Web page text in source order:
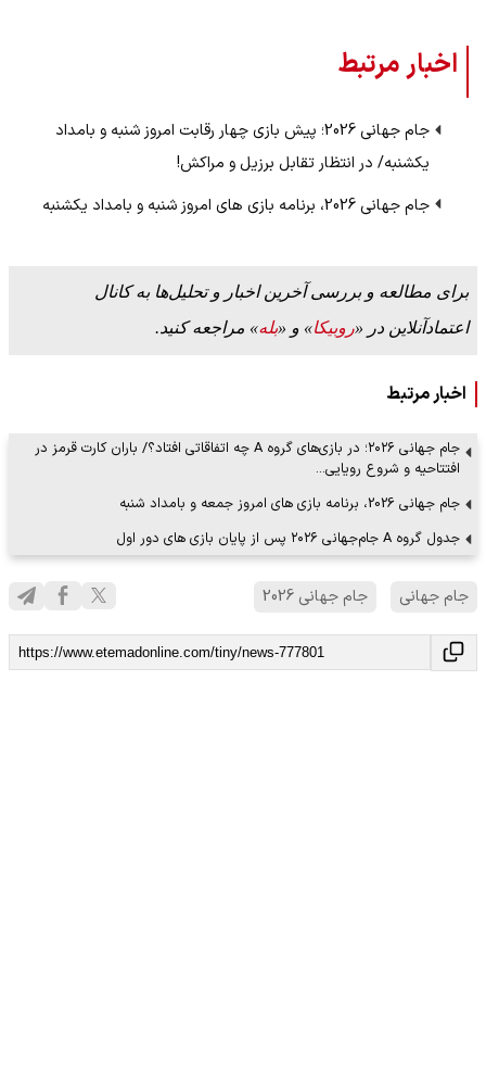
اخبار مرتبط
جام جهانی 2026؛ پیش بازی چهار رقابت امروز شنبه و بامداد
یکشنبه/ در انتظار تقابل برزیل و مراکش!
جام جهانی 2026، برنامه بازی های امروز شنبه و بامداد یکشنبه
برای مطالعه و بررسی آخرین اخبار و تحلیل‌ها به کانال
اعتمادآنلاین در «روبیکا» و «بله» مراجعه کنید.
اخبار مرتبط
جام جهانی ۲۰۲۶؛ در بازی‌های گروه A چه اتفاقاتی افتاد؟/ باران کارت قرمز در
افتتاحیه و شروع رویایی…
جام جهانی 2026، برنامه بازی های امروز جمعه و بامداد شنبه
جدول گروه A جام‌جهانی ۲۰۲۶ پس از پایان بازی های دور اول
جام جهانی جام جهانی 2026